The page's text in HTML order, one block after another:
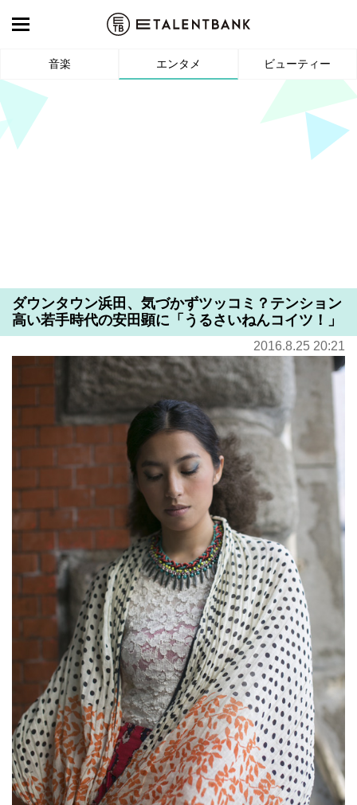
音楽 エンタメ ビューティー
ダウンタウン浜田、気づかずツッコミ？テンション
高い若手時代の安田顕に「うるさいねんコイツ！」
2016.8.25 20:21